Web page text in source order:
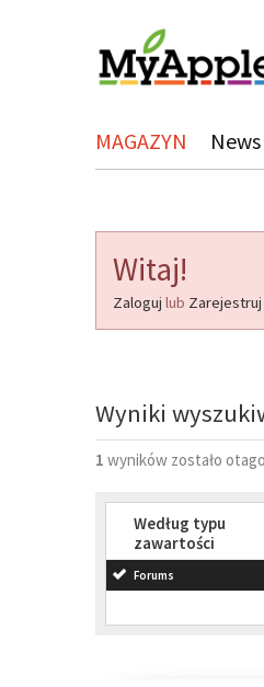
MAGAZYN News
Witaj!
Zaloguj lub Zarejestruj
Wyniki
1 wyników zostało
Według typu
zawartości
Forums